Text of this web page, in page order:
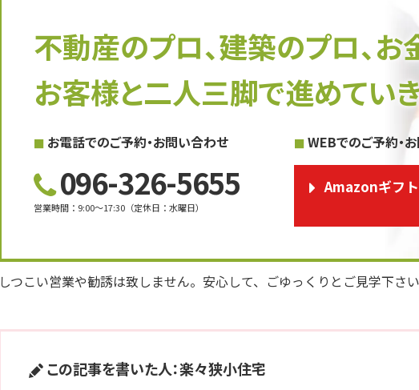
不動産のプロ、建築のプロ、
お客様と二人三脚で進めてい
お電話でのご予約・お問い合わせ
096-326-5655
営業時間 ： 9:00～17:30 （定休日 ：水曜日）
WEBでのご予約・
Amazonギフ
しつこい営業や勧誘は致しません。安心して、ごゆっくりとご見学下さ
この記事を書いた人：楽々狭小住宅